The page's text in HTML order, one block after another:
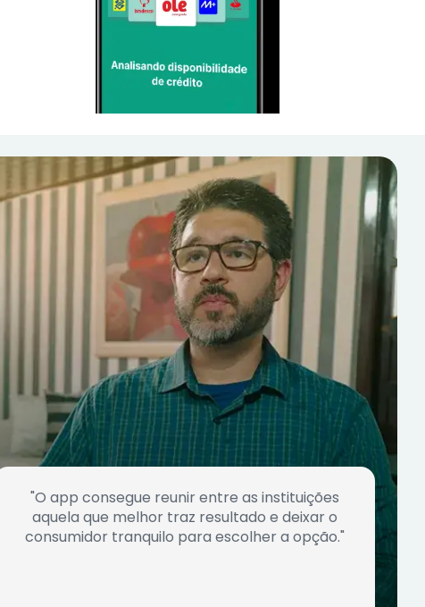
"O app consegue reunir entre as instituições
aquela que melhor traz resultado e deixar o
consumidor tranquilo para escolher a opção."